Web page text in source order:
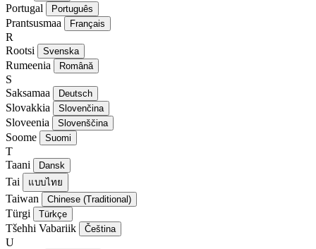
Portugal Português
Prantsusmaa Français
R
Rootsi
Svenska
Rumeenia Română
S
Saksamaa
Deutsch
Slovakkia Slovenčina
Sloveenia Slovenščina
Soome Suomi
T
Taani
Dansk
Tai แบบไทย
Taiwan Chinese (Traditional)
Türgi Türkçe
Tšehhi Vabariik Čeština
U